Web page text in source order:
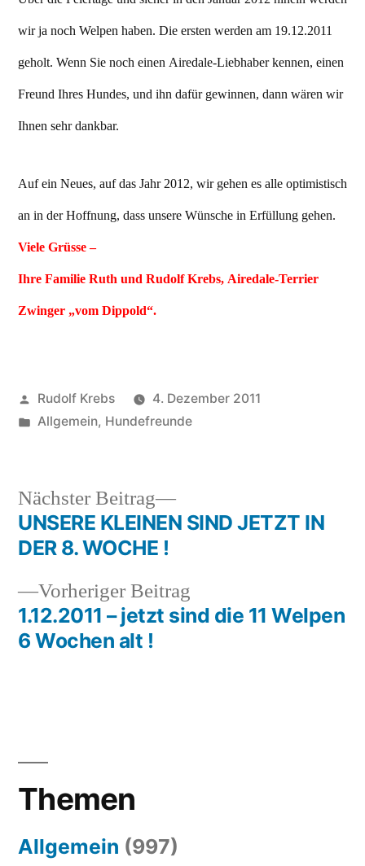
wir ja noch Welpen haben. Die ersten werden am 19.12.2011
geholt. Wenn Sie noch einen Airedale-Liebhaber kennen, einen
Freund Ihres Hundes, und ihn dafür gewinnen, dann wären wir
Ihnen sehr dankbar.
Auf ein Neues, auf das Jahr 2012, wir gehen es alle optimistisch
an in der Hoffnung, dass unsere Wünsche in Erfüllung gehen.
Viele Grüsse –
Ihre Familie Ruth und Rudolf Krebs, Airedale-Terrier
Zwinger „vom Dippold“.
Veröffentlicht
von
Rudolf Krebs
4. Dezember 2011
Veröffentlicht
Allgemein, Hundefreunde
Beitragsnavigation
Vorheriger Beitrag
Beitrag:
1.12.2011 – jetzt sind die 11 Welpen
6 Wochen alt !
Nächster Beitrag
Nächster
Beitrag:
UNSERE KLEINEN SIND JETZT IN
DER 8. WOCHE !
Themen
Allgemein (997)